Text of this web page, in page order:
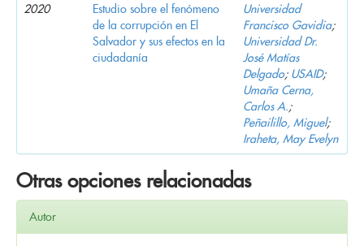
2020
Estudio sobre el fenómeno
de la corrupción en El
Salvador y sus efectos en la
ciudadanía
Universidad
Francisco Gavidia;
Universidad Dr.
José Matías
Delgado; USAID;
Umaña Cerna,
Carlos A.;
Peñailillo, Miguel;
Iraheta, May Evelyn
Otras opciones relacionadas
Autor